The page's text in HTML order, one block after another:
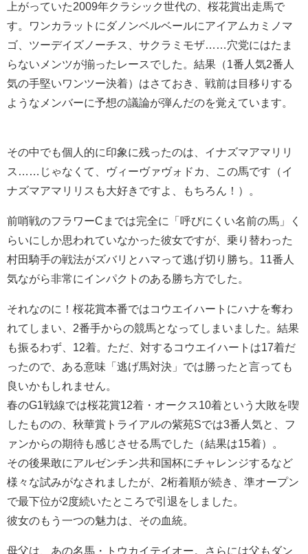
上がっていた2009年クラシック世代の、桜花賞出走馬で
す。ワンカラットにダノンベルベールにアイアムカミノマ
ゴ、ツーデイズノーチス、サクラミモザ……穴党にはたま
らないメンツが揃ったレースでした。結果（1番人気2番人
気の手堅いワンツー決着）はさておき、戦前は目移りする
ようなメンバーに予想の議論が弾んだのを覚えています。
その中でも個人的に印象に残ったのは、イナズマアマリリ
ス……じゃなくて、ヴィーヴァヴォドカ、この馬です（イ
ナズマアマリリスも大好きですよ、もちろん！）。
前哨戦のフラワーCまでは完全に「呼びにくい名前の馬」く
らいにしか思われていなかった彼女ですが、乗り替わった
村田騎手の戦法がズバリとハマって逃げ切り勝ち。11番人
気ながら非常にインパクトのある勝ち方でした。
それなのに！桜花賞本番ではコウエイハートにハナを奪わ
れてしまい、2番手からの競馬となってしまいました。結果
も振るわず、12着。ただ、対するコウエイハートは17着だ
ったので、ある意味「逃げ馬対決」では勝ったと言っても
良いかもしれません。
春のG1戦線では桜花賞12着・オークス10着という大敗を喫
したものの、秋華賞トライアルの紫苑Sでは3番人気と、フ
ァンからの期待も感じさせる馬でした（結果は15着）。
その後果敢にアルゼンチン共和国杯にチャレンジするなど
様々な試みがなされましたが、2桁着順が続き、準オープン
で最下位が2度続いたところで引退をしました。
彼女のもう一つの魅力は、その血統。
母父は、あの名馬・トウカイテイオー。さらには父もダン